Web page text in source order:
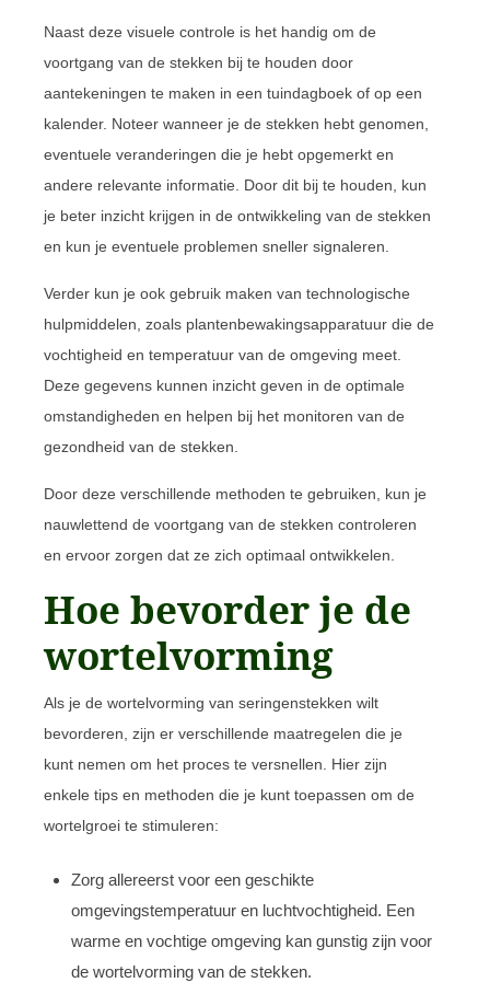
Naast deze visuele controle is het handig om de
voortgang van de stekken bij te houden door
aantekeningen te maken in een tuindagboek of op een
kalender. Noteer wanneer je de stekken hebt genomen,
eventuele veranderingen die je hebt opgemerkt en
andere relevante informatie. Door dit bij te houden, kun
je beter inzicht krijgen in de ontwikkeling van de stekken
en kun je eventuele problemen sneller signaleren.
Verder kun je ook gebruik maken van technologische
hulpmiddelen, zoals plantenbewakingsapparatuur die de
vochtigheid en temperatuur van de omgeving meet.
Deze gegevens kunnen inzicht geven in de optimale
omstandigheden en helpen bij het monitoren van de
gezondheid van de stekken.
Door deze verschillende methoden te gebruiken, kun je
nauwlettend de voortgang van de stekken controleren
en ervoor zorgen dat ze zich optimaal ontwikkelen.
Hoe bevorder je de
wortelvorming
Als je de wortelvorming van seringenstekken wilt
bevorderen, zijn er verschillende maatregelen die je
kunt nemen om het proces te versnellen. Hier zijn
enkele tips en methoden die je kunt toepassen om de
wortelgroei te stimuleren:
Zorg allereerst voor een geschikte
omgevingstemperatuur en luchtvochtigheid. Een
warme en vochtige omgeving kan gunstig zijn voor
de wortelvorming van de stekken.